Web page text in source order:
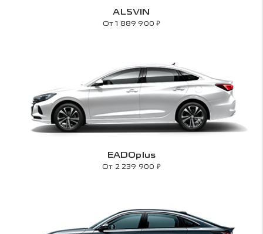
ALSVIN
От 1 889 900₽
EADOplus
От 2 239 900 ₽